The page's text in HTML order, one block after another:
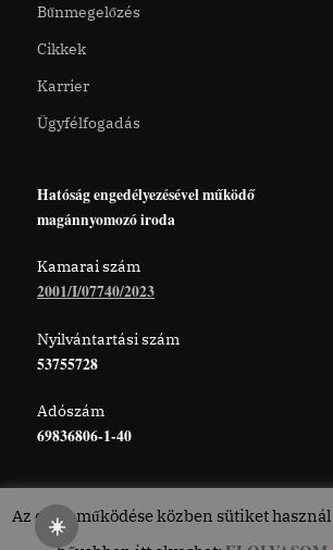
☀️
Bűnmegelőzés
Cikkek
Karrier
Ügyfélfogadás
Hatóság engedélyezésével működő
magánnyomozó iroda
Kamarai szám
2001/I/07740/2023
Nyilvántartási szám
53755728
Adószám
69836806-1-40
Az oldal működése közben sütiket